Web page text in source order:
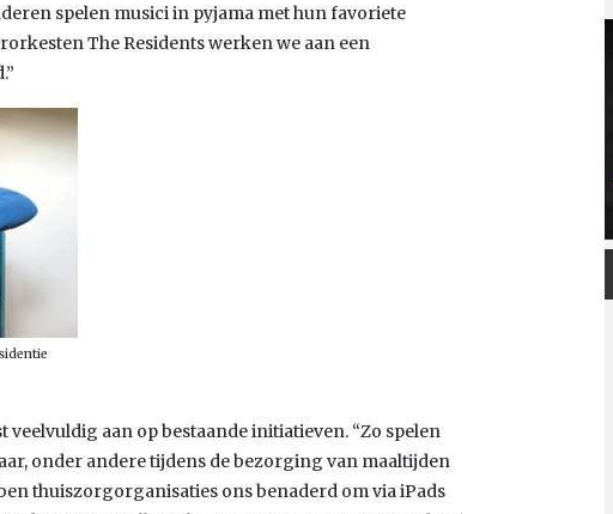
spelen musici in pyjama met hun favoriete
The Residents werken we aan een
veelvuldig aan op bestaande initiatieven. “Zo spelen
onder andere tijdens de bezorging van maaltijden
thuiszorgorganisaties ons benaderd om via iPads